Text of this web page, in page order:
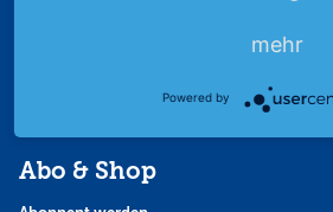
Abo & Shop
mehr
Powered by